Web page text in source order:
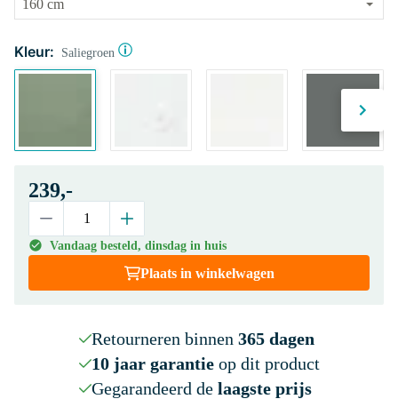
Kleur: Saliegroen
239,-
Vandaag besteld, dinsdag in huis
Plaats in winkelwagen
Retourneren binnen 365 dagen
10 jaar garantieop dit product
Gegarandeerd de laagste prijs